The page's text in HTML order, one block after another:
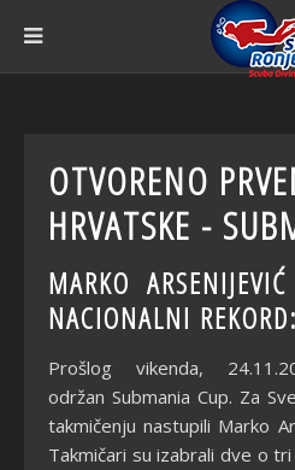
OTVORENO
HRVATSKE -
MARKO
NACIONALNI
Prošlog vikenda,
održan Submania Cup. Za
takmičenju nastupili Marko
Takmičari su izabrali dve o